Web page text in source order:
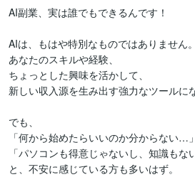
AI副業、実は誰でもできるんです！
AIは、もはや特別なものではありません。
あなたのスキルや経験、
ちょっとした興味を活かして、
新しい収入源を生み出す強力なツールに
でも、
「何から始めたらいいのか分からない…」
「パソコンも得意じゃないし、知識もな
と、不安に感じている方も多いはず。